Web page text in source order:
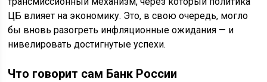
ЦБ влияет на экономику. Это, в свою очередь, могло
бы вновь разогреть инфляционные ожидания — и
нивелировать достигнутые успехи.
Что говорит сам Банк России